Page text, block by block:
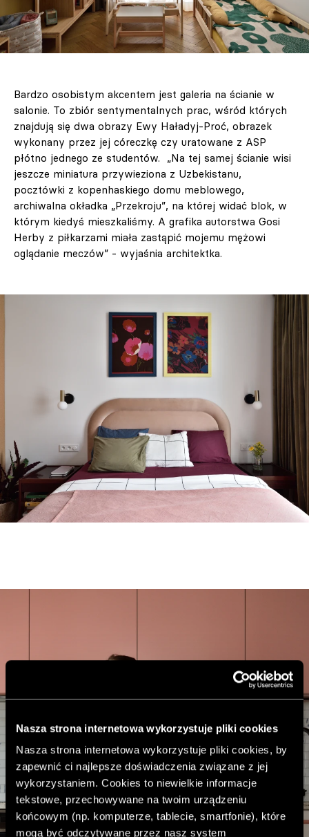
Nasza strona internetowa wykorzystuje pliki cookies
Nasza strona internetowa wykorzystuje pliki cookies, by
zapewnić ci najlepsze doświadczenia związane z jej
wykorzystaniem. Cookies to niewielkie informacje
tekstowe, przechowywane na twoim urządzeniu
końcowym (np. komputerze, tablecie, smartfonie), które
mogą być odczytywane przez nasz system
Bardzo osobistym akcentem jest galeria na ścianie w
salonie. To zbiór sentymentalnych prac, wśród których
znajdują się dwa obrazy Ewy Haładyj-Proć, obrazek
wykonany przez jej córeczkę czy uratowane z ASP
płótno jednego ze studentów. „Na tej samej ścianie wisi
jeszcze miniatura przywieziona z Uzbekistanu,
pocztówki z kopenhaskiego domu meblowego,
archiwalna okładka „Przekroju”, na której widać blok, w
którym kiedyś mieszkaliśmy. A grafika autorstwa Gosi
Herby z piłkarzami miała zastąpić mojemu mężowi
oglądanie meczów” - wyjaśnia architektka.